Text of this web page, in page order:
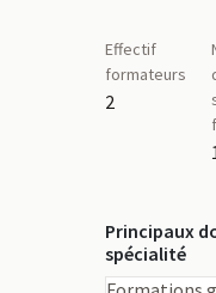
Effectif
formateurs
2
Principaux
spécialité